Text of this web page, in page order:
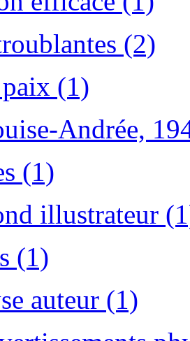
(2)
paix (1)
Andrée,
(1)
illustrateur
(1)
auteur (1)